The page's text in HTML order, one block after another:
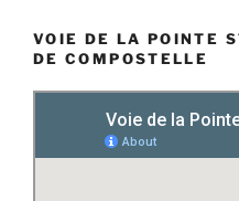
VOIE DE LA POINTE
DE COMPOSTELLE